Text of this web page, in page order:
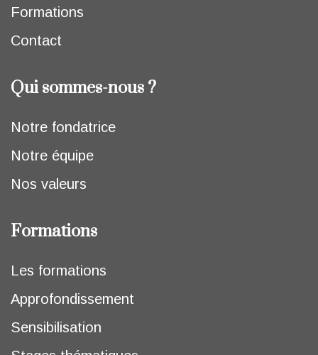
Formations
Contact
Qui sommes-nous ?
Notre fondatrice
Notre équipe
Nos valeurs
Formations
Les formations
Approfondissement
Sensibilisation